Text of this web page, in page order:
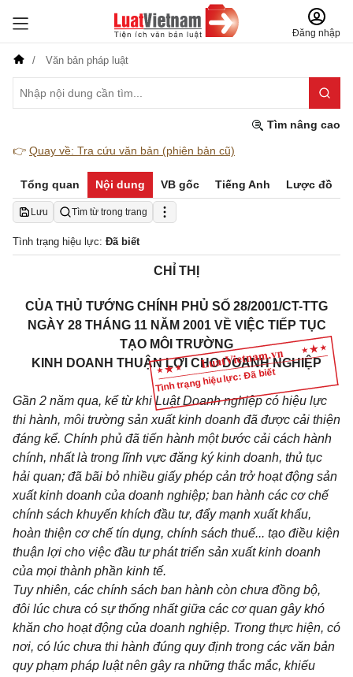
Đăng nhập
Văn bản pháp luật
Tìm nâng cao
👉 Quay về: Tra cứu văn bản (phiên bản cũ)
Tổng quan Nội dung VB gốc Tiếng Anh Lược đồ
Lưu Tìm từ trong trang
Tình trạng hiệu lực: Đã biết
Tình trạng hiệu lực: Đã biết
CHỈ THỊ
CỦA THỦ TƯỚNG CHÍNH PHỦ SỐ 28/2001/CT-TTG
NGÀY 28 THÁNG 11 NĂM 2001 VỀ VIỆC TIẾP TỤC
TẠO MÔI TRƯỜNG
KINH DOANH THUẬN LỢI CHO DOANH NGHIỆP
Gần 2 năm qua, kể từ khi Luật Doanh nghiệp có hiệu lực
thi hành, môi trường sản xuất kinh doanh đã được cải thiện
đáng kể. Chính phủ đã tiến hành một bước cải cách hành
chính, nhất là trong lĩnh vực đăng ký kinh doanh, thủ tục
hải quan; đã bãi bỏ nhiều giấy phép cản trở hoạt động sản
xuất kinh doanh của doanh nghiệp; ban hành các cơ chế
chính sách khuyến khích đầu tư, đẩy mạnh xuất khẩu,
hoàn thiện cơ chế tín dụng, chính sách thuế... tạo điều kiện
thuận lợi cho việc đầu tư phát triển sản xuất kinh doanh
của mọi thành phần kinh tế.
Tuy nhiên, các chính sách ban hành còn chưa đồng bộ,
đôi lúc chưa có sự thống nhất giữa các cơ quan gây khó
khăn cho hoạt động của doanh nghiệp. Trong thực hiện, có
nơi, có lúc chưa thi hành đúng quy định trong các văn bản
quy phạm pháp luật nên gây ra những thắc mắc, khiếu